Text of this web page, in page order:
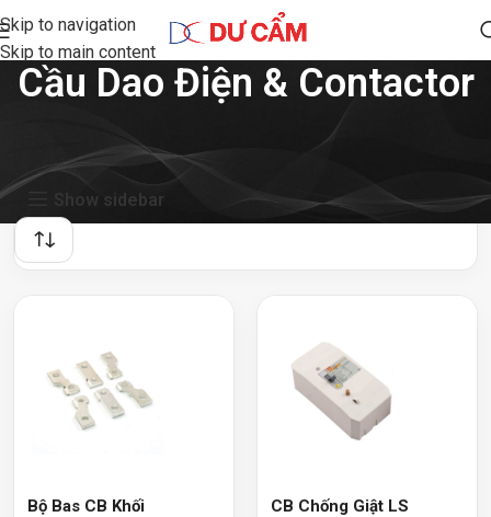
Skip to navigation
Skip to main content
Cầu Dao Điện & Contactor
Showing 1–24 of 31 results
Show sidebar
Bộ Bas CB Khối CB Chống Giật LS